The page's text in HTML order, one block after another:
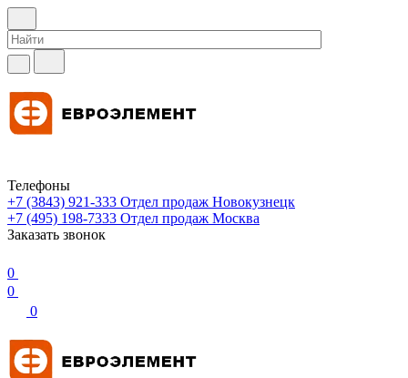
Телефоны
+7 (3843) 921-333 Отдел продаж Новокузнецк
+7 (495) 198-7333 Отдел продаж Москва
Заказать звонок
0
0
0